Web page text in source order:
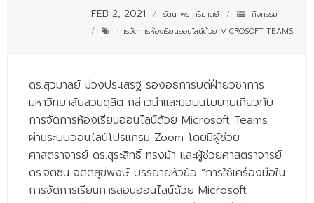
- วิทยาศาสตรบัณฑิต
- - วิทยาศาสตร์เครื่องสำอาง
- - อาชีวอนามัยและความปลอดภัย
- - อนามัยสิ่งแวดล้อมและสาธารณภัย
- - วิทยาศาสตร์การแพทย์
FEB 2, 2021 รัตนาพร ศรีมาตย์
กิจกรรม
การจัดการห้องเรียนออนไลน์ด้วย MICROSOFT TEAMS
ดร.สุวมาลย์ ม่วงประเสริฐ รองอธิการบดีฝ่ายวิชาการ
มหาวิทยาลัยสวนดุสิต กล่าวนำและมอบนโยบายเกี่ยวกับ
การจัดการห้องเรียนออนไลน์ด้วย Microsoft Teams
ผ่านระบบออนไลน์โปรแกรม Zoom โดยมีผู้ช่วย
ศาสตราจารย์ ดร.สุระสิทธิ์ ทรงม้า และผู้ช่วยศาสตราจารย์
ดร.จิตชิน จิตติสุขพงษ์ บรรยายหัวข้อ “การใช้เครื่องมือใน
การจัดการเรียนการสอนออนไลน์ด้วย Microsoft